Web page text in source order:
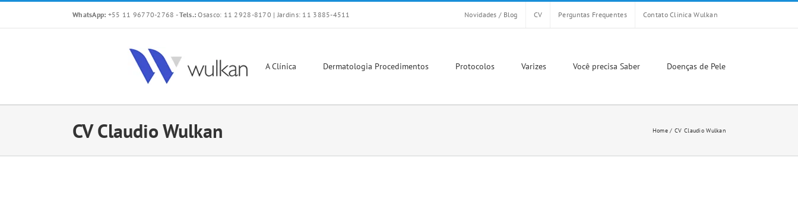
to
WhatsApp: +55 11 96770-2768 -Tels.: Osasco: 11 2928-8170 | Jardins: 11 3885-4511 Novidades / Blog CV Perguntas Frequentes Contato Clinica Wulkan
A Clínica Dermatologia Procedimentos Protocolos Varizes Você precisa Saber Doenças de Pele
CV Claudio Wulkan Home CV Claudio Wulkan